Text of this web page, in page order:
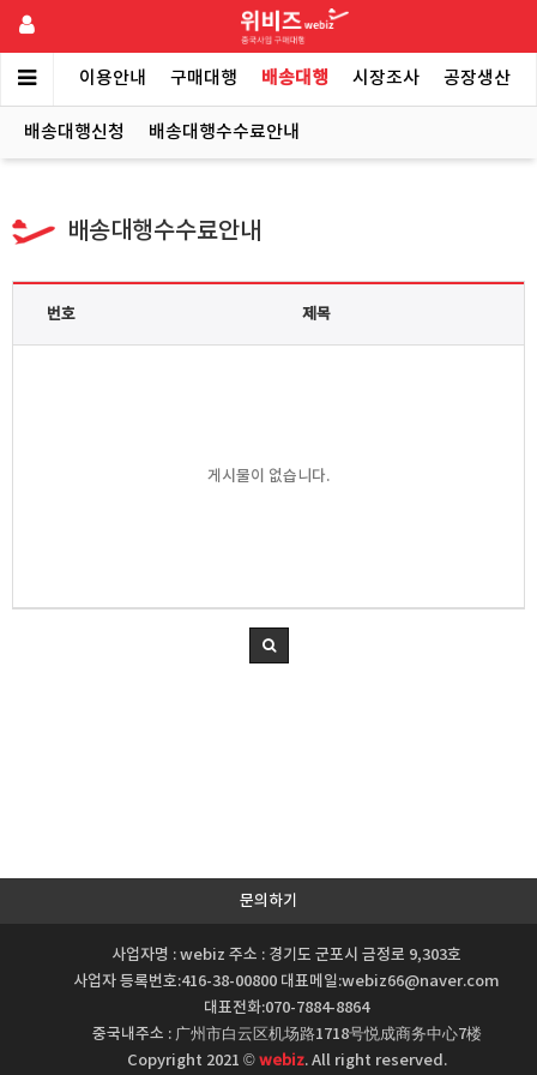
메인 이용안내 구매대행 배송대행 시장조사 공장생산
배송대행신청 배송대행수수료안내
배송대행수수료안내
번호 제목
게시물이 없습니다.
문의하기
사업자명 : webiz 주소 : 경기도 군포시 금정로 9,303호
사업자 등록번호:416-38-00800 대표메일:webiz66@naver.com
대표전화:070-7884-8864
중국내주소 : 广州市白云区机场路1718号悦成商务中心7楼
Copyright 2021 ©webiz. All right reserved.